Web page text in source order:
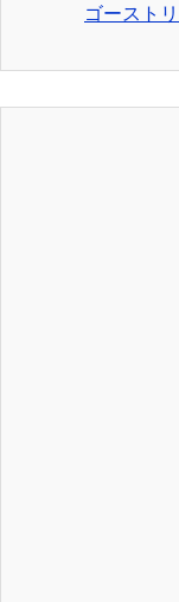
ゴースト